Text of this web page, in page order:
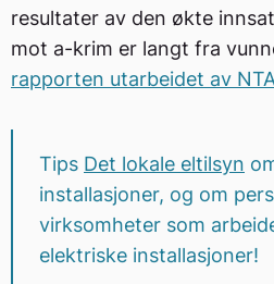
resultater av den økte
mot a-krim er langt fra
rapporten utarbeidet av
Tips Det lokale eltilsyn
installasjoner, og om
virksomheter som
elektriske installasjoner!